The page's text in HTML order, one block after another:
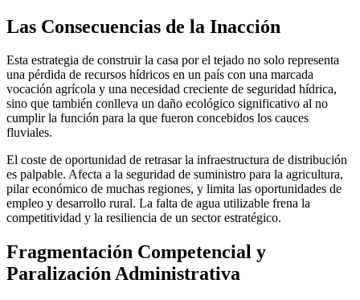
Las Consecuencias de la Inacción
Esta estrategia de construir la casa por el tejado no solo representa
una pérdida de recursos hídricos en un país con una marcada
vocación agrícola y una necesidad creciente de seguridad hídrica,
sino que también conlleva un daño ecológico significativo al no
cumplir la función para la que fueron concebidos los cauces
fluviales.
El coste de oportunidad de retrasar la infraestructura de distribución
es palpable. Afecta a la seguridad de suministro para la agricultura,
pilar económico de muchas regiones, y limita las oportunidades de
empleo y desarrollo rural. La falta de agua utilizable frena la
competitividad y la resiliencia de un sector estratégico.
Fragmentación Competencial y
Paralización Administrativa